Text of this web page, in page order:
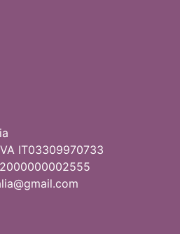
IT03309970733